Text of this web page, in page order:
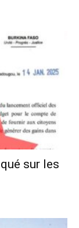
sur les